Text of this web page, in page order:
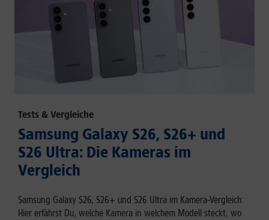
Tests & Vergleiche
Samsung Galaxy S26, S26+ und
S26 Ultra: Die Kameras im
Vergleich
Samsung Galaxy S26, S26+ und S26 Ultra im Kamera-Vergleich:
Hier erfährst Du, welche Kamera in welchem Modell steckt, wo